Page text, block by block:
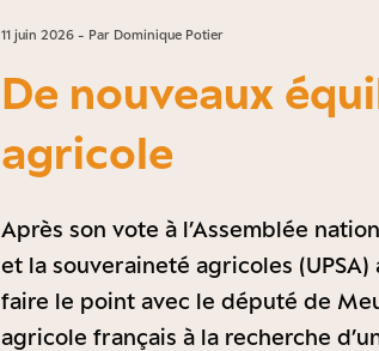
11 juin 2026 - Par Dominique Potier
De nouveaux
agricole
Après son vote à l’Assemblée
et la souveraineté agricoles (UPSA)
faire le point avec le député de
agricole français à la recherche